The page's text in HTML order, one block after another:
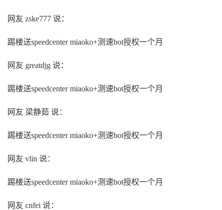
网友 zske777 说：
踢楼送speedcenter miaoko+测速bot授权一个月
网友 greatdjg 说：
踢楼送speedcenter miaoko+测速bot授权一个月
网友 梁静茹 说：
踢楼送speedcenter miaoko+测速bot授权一个月
网友 vlin 说：
踢楼送speedcenter miaoko+测速bot授权一个月
网友 cnfei 说：